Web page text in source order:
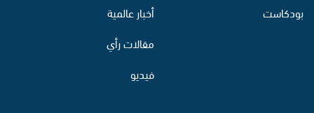
بودكاست
أخبار عالمية
مقالات رأي
فيديو